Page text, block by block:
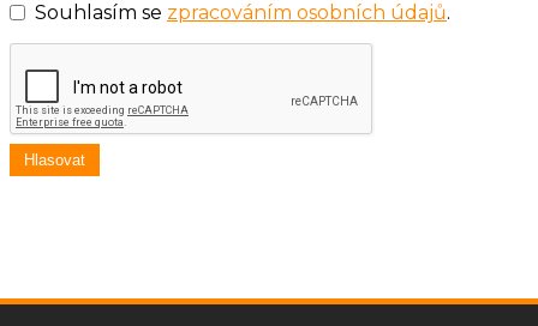
Souhlasím se zpracováním osobních údajů.
Hlasovat